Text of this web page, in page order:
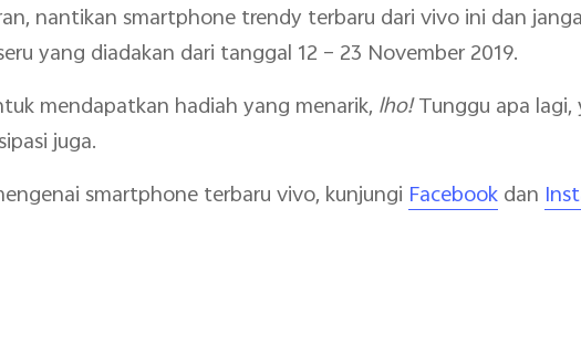
nantikan smartphone trendy terbaru dari vivo ini dan
yang diadakan dari tanggal 12 – 23 November 2019.
mendapatkan hadiah yang menarik, lho!Tunggu apa lagi,
juga.
smartphone terbaru vivo, kunjungi Facebookdan